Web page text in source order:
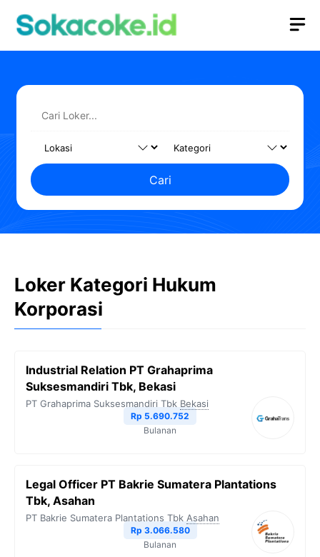
Cari
Loker Kategori Hukum
Korporasi
Industrial Relation PT Grahaprima
Suksesmandiri Tbk, Bekasi
PT Grahaprima Suksesmandiri Tbk Bekasi
Rp 5.690.752
Bulanan
Legal Officer PT Bakrie Sumatera Plantations
Tbk, Asahan
PT Bakrie Sumatera Plantations Tbk Asahan
Rp 3.066.580
Bulanan